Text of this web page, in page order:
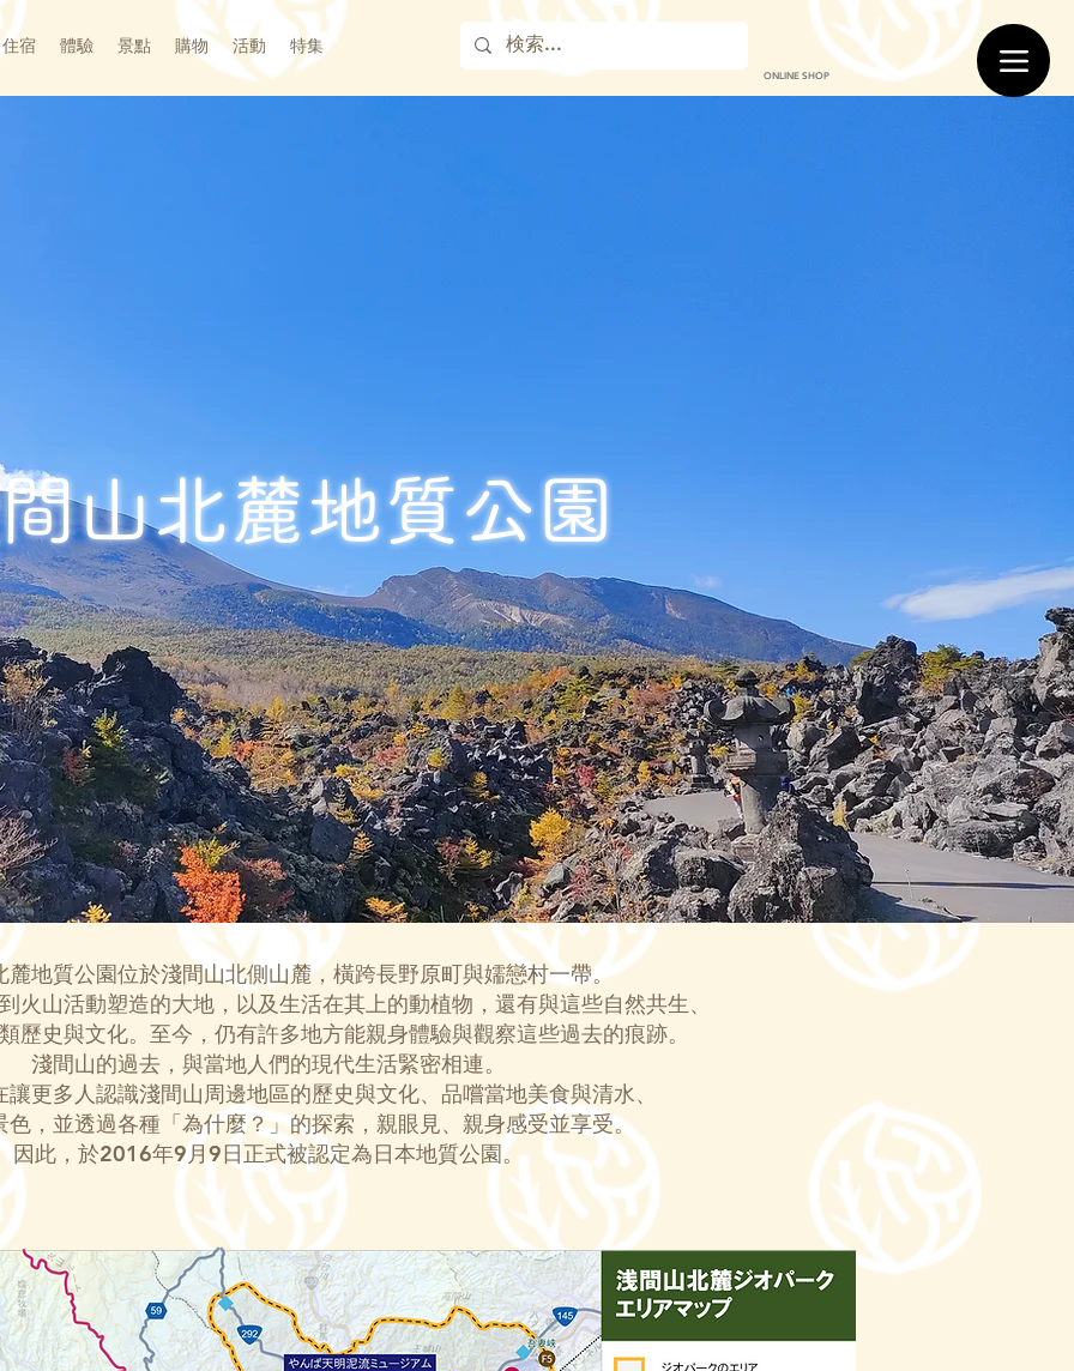
住宿 體驗 景點 購物 活動 特集
ONLINE SHOP
山北麓地質公園
麓地質公園位於淺間山北側山麓，橫跨長野原町與嬬戀村一帶。
火山活動塑造的大地，以及生活在其上的動植物，還有與這些自然共生、
歷史與文化。至今，仍有許多地方能親身體驗與觀察這些過去的痕跡。
淺間山的過去，與當地人們的現代生活緊密相連。
更多人認識淺間山周邊地區的歷史與文化、品嚐當地美食與清水、
色，並透過各種「為什麼？」的探索，親眼見、親身感受並享受。
因此，於2016年9月9日正式被認定為日本地質公園。